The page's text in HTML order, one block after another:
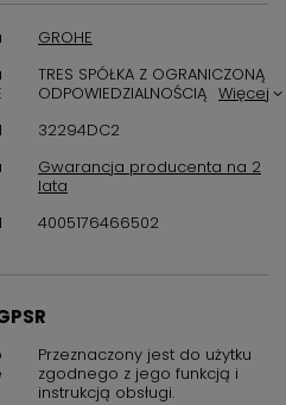
i Łatwy
TRIPLE SPRAY
aranżacjach wnętrz – od
klasyczne umywalki. Jego
wymiary pozwalają na
GROHE – Synonim
GROHE
TRES SPÓŁKA Z OGRANICZONĄ
ODPOWIEDZIALNOŚCIĄ Więcej
32294DC2
Gwarancja producenta na 2
lata
4005176466502
Przeznaczony jest do użytku
zgodnego z jego funkcją i
instrukcją obsługi.